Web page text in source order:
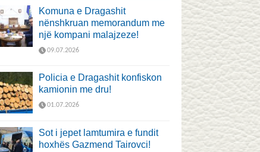
Komuna e Dragashit
nënshkruan memorandum me
një kompani malajzeze!
09.07.2026
Policia e Dragashit konfiskon
kamionin me dru!
01.07.2026
Sot i jepet lamtumira e fundit
hoxhës Gazmend Tairovci!